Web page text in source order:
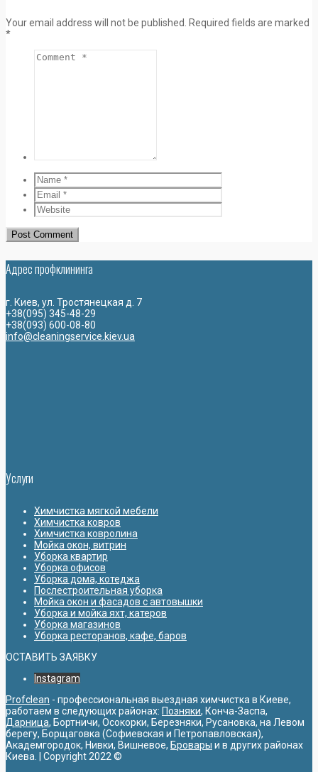
Your email address will not be published. Required fields are marked
*
Адрес профклининга
г. Киев, ул. Тростянецкая д. 7
+38(095) 345-48-29
+38(093) 600-08-80
info@cleaningservice.kiev.ua
Услуги
Химчистка мягкой мебели
Химчистка ковров
Химчистка ковролина
Мойка окон, витрин
Уборка квартир
Уборка офисов
Уборка дома, котеджа
Послестроительная уборка
Мойка окон и фасадов с автовышки
Уборка и мойка яхт, катеров
Уборка магазинов
Уборка ресторанов, кафе, баров
ОСТАВИТЬ ЗАЯВКУ
Instagram
Profclean - профессиональная выездная химчистка в Киеве,
работаем в следующих районах: Позняки, Конча-Заспа,
Дарница, Бортничи, Осокорки, Березняки, Русановка, на Левом
берегу, Борщаговка (Софиевская и Петропавловская),
Академгородок, Нивки, Вишневое, Бровары и в других районах
Киева. | Copyright 2022 ©